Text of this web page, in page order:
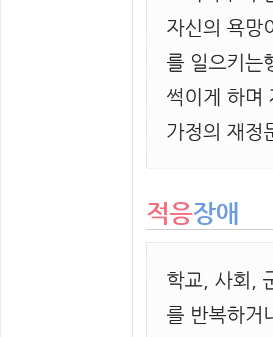
자신의 욕망
를 일으키는
썩이게 하며
가정의 재정
적응장애
학교, 사회,
를 반복하거